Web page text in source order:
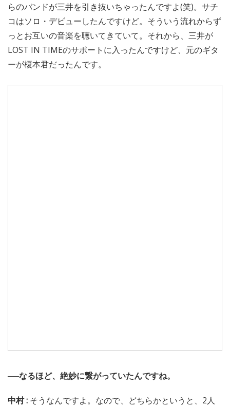
らのバンドが三井を引き抜いちゃったんですよ(笑)。サチ
コはソロ・デビューしたんですけど。そういう流れからず
っとお互いの音楽を聴いてきていて。それから、三井が
LOST IN TIMEのサポートに入ったんですけど、元のギタ
ーが榎本君だったんです。
──なるほど、絶妙に繋がっていたんですね。
中村 : そうなんですよ。なので、どちらかというと、2人